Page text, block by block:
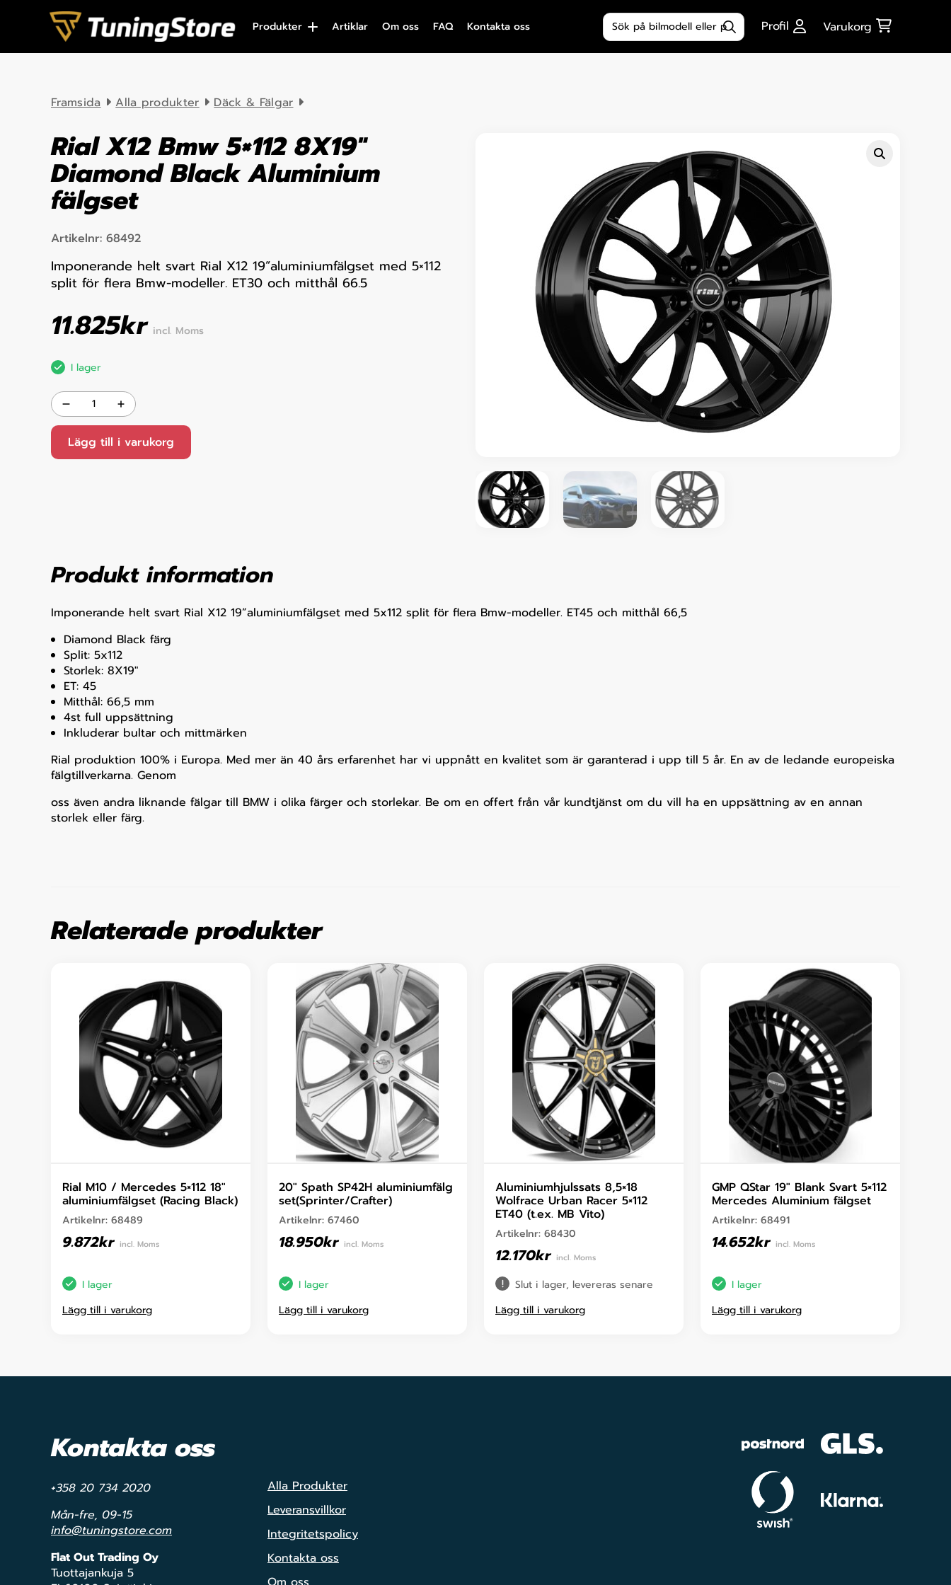
Skip to content
Produkter Artiklar Om oss FAQ Kontakta oss
Produktsökning
Profil Varukorg
Framsida Alla produkter Däck & Fälgar
Rial X12 Bmw 5×112 8X19″
Diamond Black Aluminium
fälgset
Artikelnr: 68492
Imponerande helt svart Rial X12 19”aluminiumfälgset med 5×112
split för flera Bmw-modeller. ET30 och mitthål 66.5
11.825kr incl. Moms
I lager
Lägg till i varukorg
Produkt information
Imponerande helt svart Rial X12 19”aluminiumfälgset med 5x112 split för flera Bmw-modeller. ET45 och mitthål 66,5
Diamond Black färg
Split: 5x112
Storlek: 8X19"
ET: 45
Mitthål: 66,5 mm
4st full uppsättning
Inkluderar bultar och mittmärken
Rial produktion 100% i Europa. Med mer än 40 års erfarenhet har vi uppnått en kvalitet som är garanterad i upp till 5 år. En av de ledande europeiska
fälgtillverkarna. Genom
oss även andra liknande fälgar till BMW i olika färger och storlekar. Be om en offert från vår kundtjänst om du vill ha en uppsättning av en annan
storlek eller färg.
Relaterade produkter
Rial M10 / Mercedes 5×112 18″
aluminiumfälgset (Racing Black)
Artikelnr: 68489
9.872kr incl. Moms
I lager
Lägg till i varukorg
20″ Spath SP42H aluminiumfälg
set(Sprinter/Crafter)
Artikelnr: 67460
18.950kr incl. Moms
I lager
Lägg till i varukorg
Aluminiumhjulssats 8,5×18
Wolfrace Urban Racer 5×112
ET40 (t.ex. MB Vito)
Artikelnr: 68430
12.170kr incl. Moms
Slut i lager, levereras senare
Lägg till i varukorg
GMP QStar 19″ Blank Svart 5×112
Mercedes Aluminium fälgset
Artikelnr: 68491
14.652kr incl. Moms
I lager
Lägg till i varukorg
Kontakta oss
+358 20 734 2020
Mån-fre, 09-15
info@tuningstore.com
Flat Out Trading Oy
Tuottajankuja 5
Alla Produkter
Leveransvillkor
Integritetspolicy
Kontakta oss